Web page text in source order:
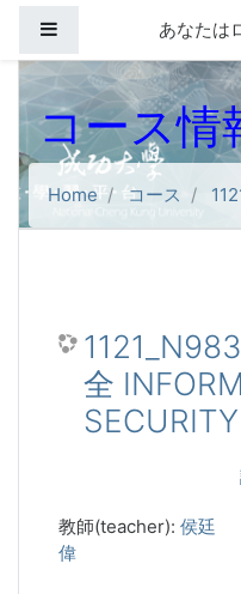
サイドパネルあなたは
コース情
Home コース
全
SECURITY
教師(teacher): 侯廷
偉